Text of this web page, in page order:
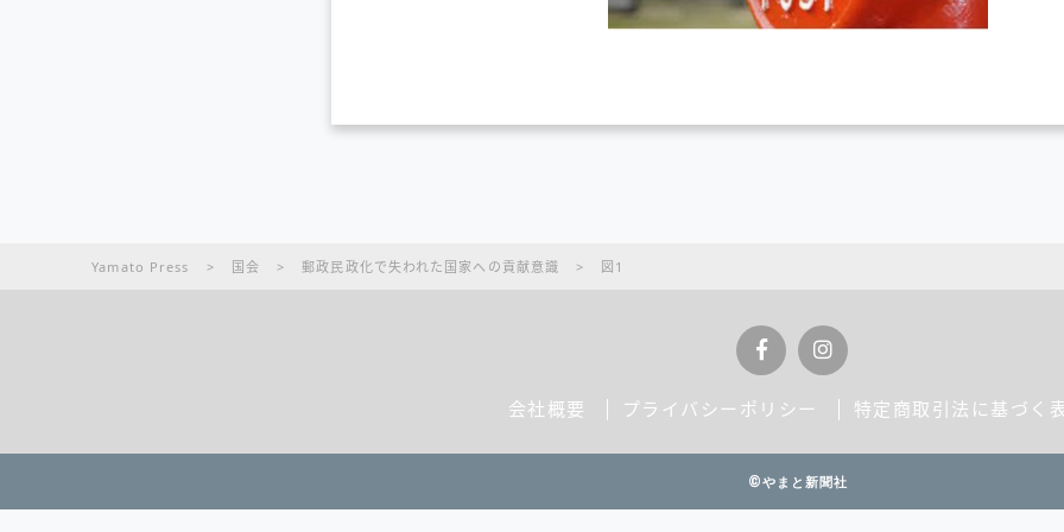
Yamato Press > 国会 > 郵政民政化で失われた国家への貢献意識 > 図1
会社概要 プライバシーポリシー 特定商取引法に基づく
©やまと新聞社